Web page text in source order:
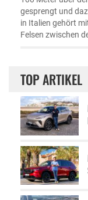
gesprengt und
in Italien gehört
Felsen zwischen
TOP ARTIKEL